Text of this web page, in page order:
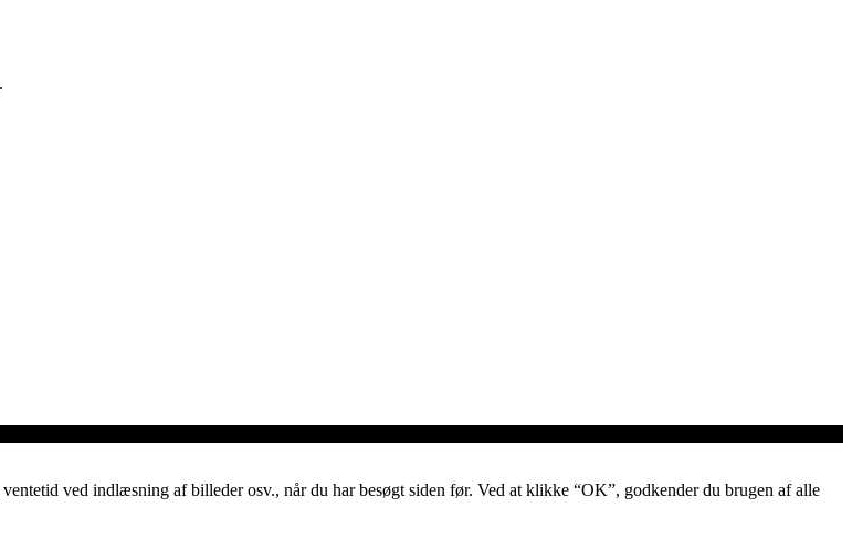
ved indlæsning af billeder osv., når du har besøgt siden før. Ved at klikke “OK”, godkender du brugen af alle